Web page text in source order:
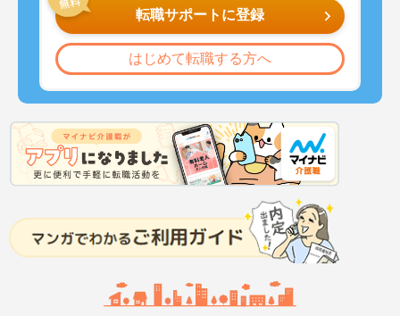
転職サポートに登録
はじめて転職する方へ